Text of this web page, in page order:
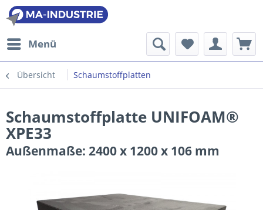
Menü
Übersicht Schaumstoffplatten
Schaumstoffplatte UNIFOAM®
XPE33
Außenmaße: 2400 x 1200 x 106 mm